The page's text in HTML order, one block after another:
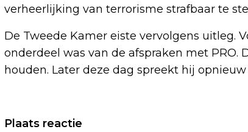
verheerlijking van terrorisme strafbaar te
De Tweede Kamer eiste vervolgens uitleg.
onderdeel was van de afspraken met
houden. Later deze dag spreekt hij
Vorig artikel
Plaats reactie